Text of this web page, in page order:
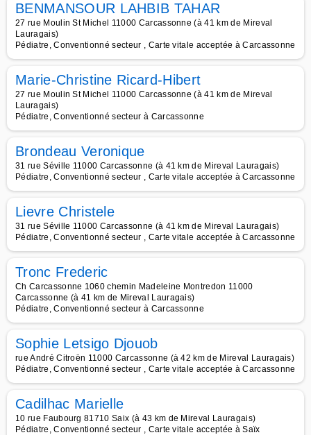
BENMANSOUR LAHBIB TAHAR
27 rue Moulin St Michel 11000 Carcassonne (à 41 km de Mireval
Lauragais)
Pédiatre, Conventionné secteur , Carte vitale acceptée à Carcassonne
Marie-Christine Ricard-Hibert
27 rue Moulin St Michel 11000 Carcassonne (à 41 km de Mireval
Lauragais)
Pédiatre, Conventionné secteur à Carcassonne
Brondeau Veronique
31 rue Séville 11000 Carcassonne (à 41 km de Mireval Lauragais)
Pédiatre, Conventionné secteur , Carte vitale acceptée à Carcassonne
Lievre Christele
31 rue Séville 11000 Carcassonne (à 41 km de Mireval Lauragais)
Pédiatre, Conventionné secteur , Carte vitale acceptée à Carcassonne
Tronc Frederic
Ch Carcassonne 1060 chemin Madeleine Montredon 11000
Carcassonne (à 41 km de Mireval Lauragais)
Pédiatre, Conventionné secteur à Carcassonne
Sophie Letsigo Djouob
rue André Citroën 11000 Carcassonne (à 42 km de Mireval Lauragais)
Pédiatre, Conventionné secteur , Carte vitale acceptée à Carcassonne
Cadilhac Marielle
10 rue Faubourg 81710 Saix (à 43 km de Mireval Lauragais)
Pédiatre, Conventionné secteur , Carte vitale acceptée à Saïx